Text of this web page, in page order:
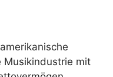
Musikindustrie mit